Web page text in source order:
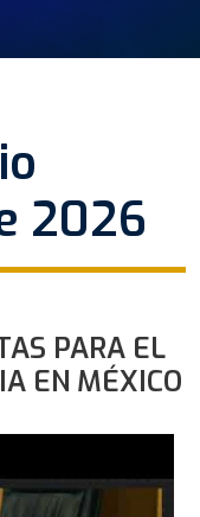
2026
PARA EL
EN MÉXICO